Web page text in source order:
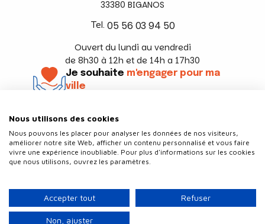
33380 BIGANOS
Tel. 05 56 03 94 50
Ouvert du lundi au vendredi
de 8h30 à 12h et de 14h a 17h30
Je souhaite m'engager pour ma
ville
Suivez-nous
Politique de confidentialité
Plan du site
Nous utilisons des cookies
Nous pouvons les placer pour analyser les données de nos visiteurs,
améliorer notre site Web, afficher un contenu personnalisé et vous faire
vivre une expérience inoubliable. Pour plus d'informations sur les cookies
que nous utilisons, ouvrez les paramètres.
Accepter tout Refuser
Non, ajuster